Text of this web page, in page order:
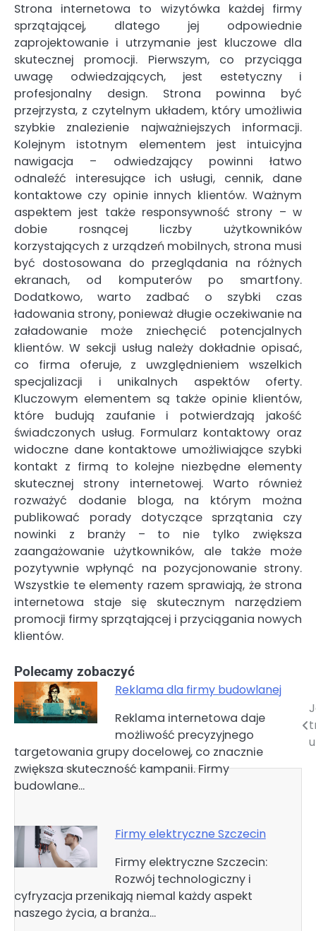
Strona internetowa to wizytówka każdej firmy
sprzątającej, dlatego jej odpowiednie
zaprojektowanie i utrzymanie jest kluczowe dla
skutecznej promocji. Pierwszym, co przyciąga
uwagę odwiedzających, jest estetyczny i
profesjonalny design. Strona powinna być
przejrzysta, z czytelnym układem, który umożliwia
szybkie znalezienie najważniejszych informacji.
Kolejnym istotnym elementem jest intuicyjna
nawigacja – odwiedzający powinni łatwo
odnaleźć interesujące ich usługi, cennik, dane
kontaktowe czy opinie innych klientów. Ważnym
aspektem jest także responsywność strony – w
dobie rosnącej liczby użytkowników
korzystających z urządzeń mobilnych, strona musi
być dostosowana do przeglądania na różnych
ekranach, od komputerów po smartfony.
Dodatkowo, warto zadbać o szybki czas
ładowania strony, ponieważ długie oczekiwanie na
załadowanie może zniechęcić potencjalnych
klientów. W sekcji usług należy dokładnie opisać,
co firma oferuje, z uwzględnieniem wszelkich
specjalizacji i unikalnych aspektów oferty.
Kluczowym elementem są także opinie klientów,
które budują zaufanie i potwierdzają jakość
świadczonych usług. Formularz kontaktowy oraz
widoczne dane kontaktowe umożliwiające szybki
kontakt z firmą to kolejne niezbędne elementy
skutecznej strony internetowej. Warto również
rozważyć dodanie bloga, na którym można
publikować porady dotyczące sprzątania czy
nowinki z branży – to nie tylko zwiększa
zaangażowanie użytkowników, ale także może
pozytywnie wpłynąć na pozycjonowanie strony.
Wszystkie te elementy razem sprawiają, że strona
internetowa staje się skutecznym narzędziem
promocji firmy sprzątającej i przyciągania nowych
klientów.
Polecamy zobaczyć
Reklama dla firmy budowlanej
Reklama internetowa daje
możliwość precyzyjnego
targetowania grupy docelowej, co znacznie
zwiększa skuteczność kampanii. Firmy
budowlane…
Firmy elektryczne Szczecin
Firmy elektryczne Szczecin:
Rozwój technologiczny i
cyfryzacja przenikają niemal każdy aspekt
naszego życia, a branża…
Nawigacja